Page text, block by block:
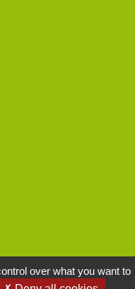
over what you want to